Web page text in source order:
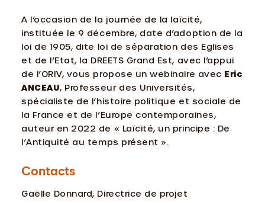
A l’occasion de la journée de la laïcité,
instituée le 9 décembre, date d’adoption de la
loi de 1905, dite loi de séparation des Eglises
et de l’Etat, la DREETS Grand Est, avec l’appui
de l’ORIV, vous propose un webinaire avec Eric
ANCEAU, Professeur des Universités,
spécialiste de l’histoire politique et sociale de
la France et de l’Europe contemporaines,
auteur en 2022 de « Laïcité, un principe : De
l’Antiquité au temps présent ».
Contacts
Gaëlle Donnard, Directrice de projet